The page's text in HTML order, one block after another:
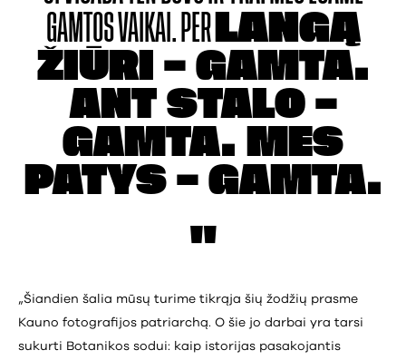
GAMTOS VAIKAI. PER LANGĄ
ŽIŪRI – GAMTA.
ANT STALO –
GAMTA.
MES
PATYS – GAMTA.
„Šiandien šalia mūsų turime tikrąja šių žodžių prasme
Kauno fotografijos patriarchą. O šie jo darbai yra tarsi
sukurti Botanikos sodui: kaip istorijas pasakojantis